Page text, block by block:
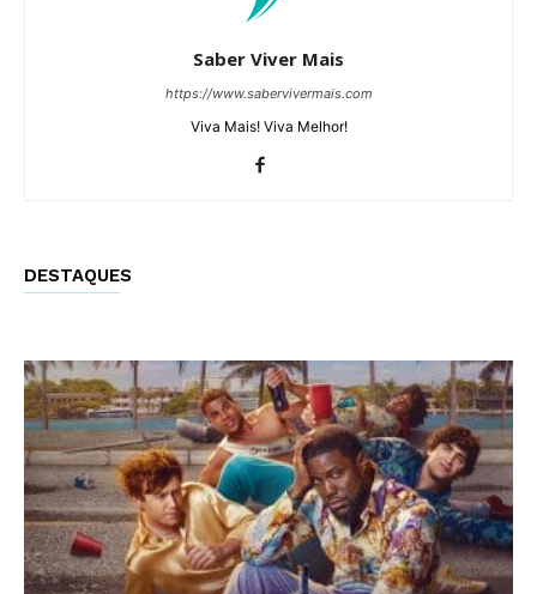
Saber Viver Mais
https://www.sabervivermais.com
Viva Mais! Viva Melhor!
DESTAQUES